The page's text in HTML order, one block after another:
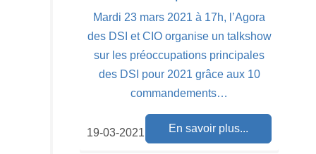
Mardi 23 mars 2021 à 17h, l’Agora
des DSI et CIO organise un talkshow
sur les préoccupations principales
des DSI pour 2021 grâce aux 10
commandements…
En savoir plus...
19-03-2021